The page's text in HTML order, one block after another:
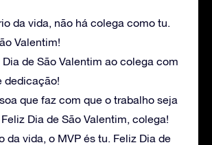
da vida, não há colega como tu.
Valentim!
Dia de São Valentim ao colega com
dedicação!
que faz com que o trabalho seja
Dia de São Valentim, colega!
da vida, o MVP és tu. Feliz Dia de